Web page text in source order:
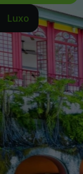
Luxo